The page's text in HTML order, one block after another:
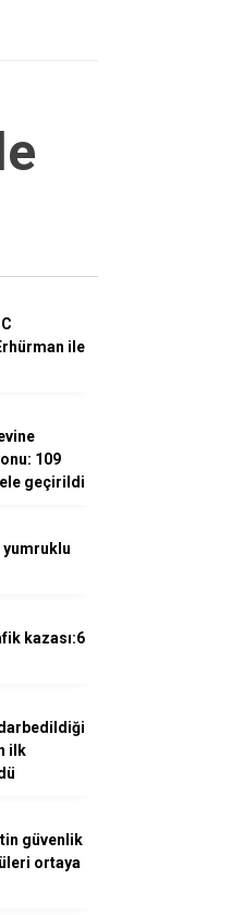
ile
109
geçirildi
yumruklu
kazası:6
ilk
güvenlik
ortaya